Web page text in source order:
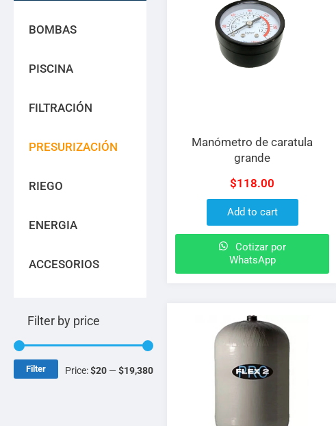
BOMBAS
PISCINA
FILTRACIÓN
PRESURIZACIÓN
RIEGO
ENERGIA
ACCESORIOS
Filter by price
Filter Price:$20 —$19,380
Manómetro de caratula
grande
$118.00
Add to cart
Cotizar por
WhatsApp